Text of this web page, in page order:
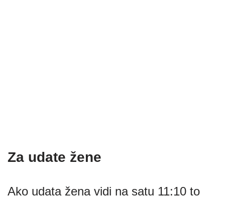
Za udate žene
Ako udata žena vidi na satu 11:10 to